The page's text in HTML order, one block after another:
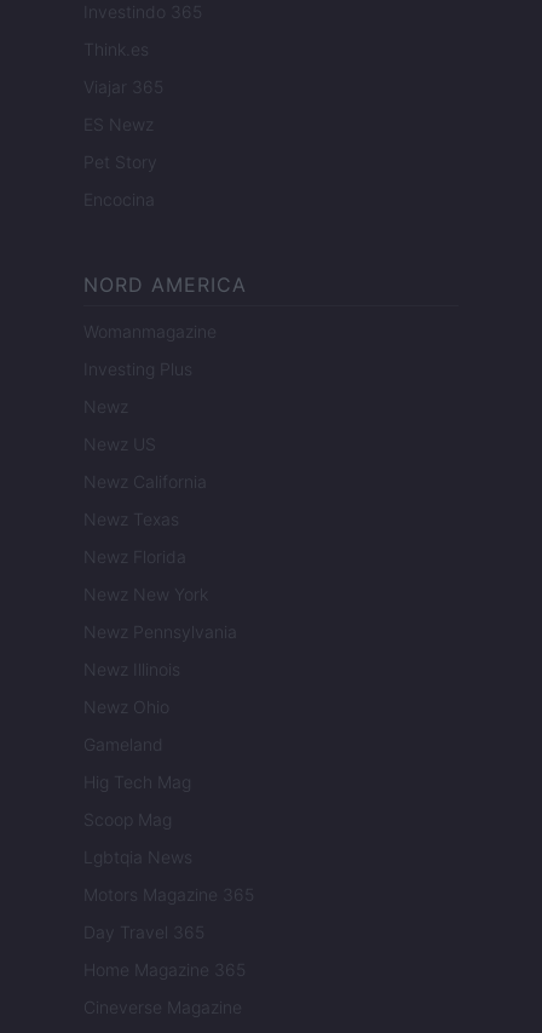
Investindo 365
Think.es
Viajar 365
ES Newz
Pet Story
Encocina
NORD AMERICA
Womanmagazine
Investing Plus
Newz
Newz US
Newz California
Newz Texas
Newz Florida
Newz New York
Newz Pennsylvania
Newz Illinois
Newz Ohio
Gameland
Hig Tech Mag
Scoop Mag
Lgbtqia News
Motors Magazine 365
Day Travel 365
Home Magazine 365
Cineverse Magazine